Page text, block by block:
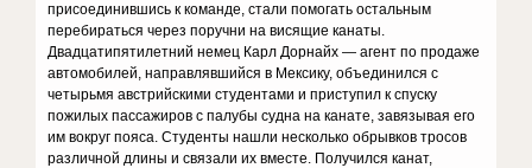
присоединившись к команде, стали помогать остальным
перебираться через поручни на висящие канаты.
Двадцатипятилетний немец Карл Дорнайх — агент по продаже
автомобилей, направлявшийся в Мексику, объединился с
четырьмя австрийскими студентами и приступил к спуску
пожилых пассажиров с палубы судна на канате, завязывая его
им вокруг пояса. Студенты нашли несколько обрывков тросов
различной длины и связали их вместе. Получился канат,